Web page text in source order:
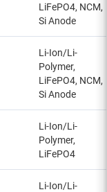
LiFePO4, NCM,
Si Anode
Li-Ion/Li-
Polymer,
LiFePO4, NCM,
Si Anode
Li-Ion/Li-
Polymer,
LiFePO4
Li-Ion/Li-